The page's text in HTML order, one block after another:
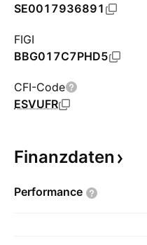
SE0017936891
FIGI
BBG017C7PHD5
CFI-Code
ESVUFR
Finanzdaten
Performance